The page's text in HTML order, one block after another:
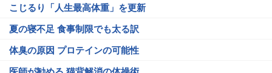
こじるり「人生最高体重」を更新
夏の寝不足 食事制限でも太る訳
体臭の原因 プロテインの可能性